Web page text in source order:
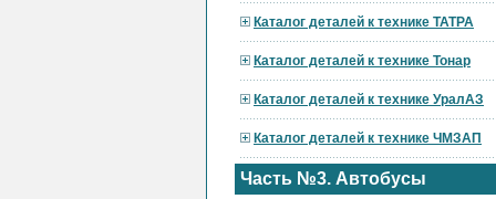
Каталог деталей к технике ТАТРА
Каталог деталей к технике Тонар
Каталог деталей к технике УралАЗ
Каталог деталей к технике ЧМЗАП
Часть №3. Автобусы